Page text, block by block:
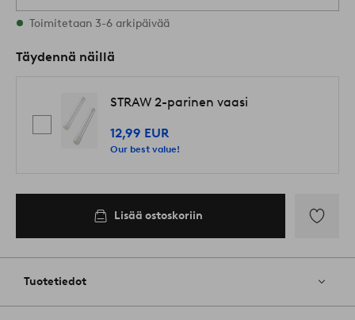
Varastossa
Toimitetaan 3-6 arkipäivää
Täydennä näillä
STRAW 2-parinen vaasi
12,99 EUR
Our best value!
Lisää ostoskoriin
Tuotetiedot